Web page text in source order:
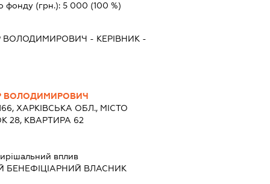
фонду (грн.): 5 000 (100 %)
ВОЛОДИМИРОВИЧ - КЕРІВНИК -
ВОЛОДИМИРОВИЧ
ХАРКІВСЬКА ОБЛ., МІСТО
28, КВАРТИРА 62
вплив
БЕНЕФІЦІАРНИЙ ВЛАСНИК